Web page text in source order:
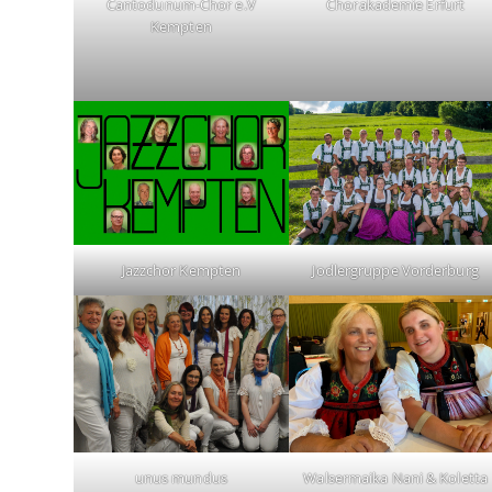
Cantodunum-Chor e.V
Kempten
Chorakademie Erfurt
Jazzchor Kempten Jodlergruppe Vorderburg
unus mundus Walsermaika Nani & Koletta